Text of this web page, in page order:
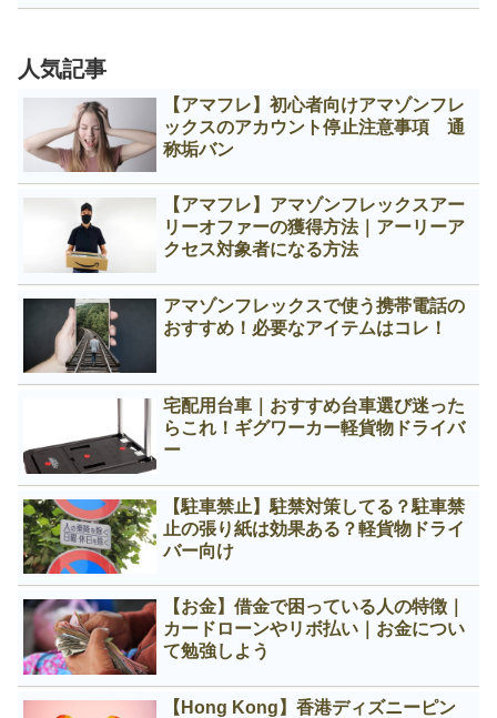
人気記事
【アマフレ】初心者向けアマゾンフレ
ックスのアカウント停止注意事項 通
称垢バン
【アマフレ】アマゾンフレックスアー
リーオファーの獲得方法｜アーリーア
クセス対象者になる方法
アマゾンフレックスで使う携帯電話の
おすすめ！必要なアイテムはコレ！
宅配用台車｜おすすめ台車選び迷った
らこれ！ギグワーカー軽貨物ドライバ
ー
【駐車禁止】駐禁対策してる？駐車禁
止の張り紙は効果ある？軽貨物ドライ
バー向け
【お金】借金で困っている人の特徴｜
カードローンやリボ払い｜お金につい
て勉強しよう
【Hong Kong】香港ディズニーピン